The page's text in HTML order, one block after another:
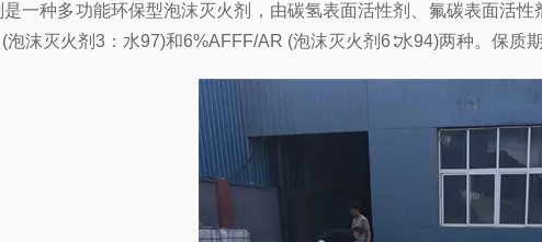
一种多功能环保型泡沫灭火剂，由碳氢表面活性剂、氟碳表面活
沫灭火剂3：水97)和6%AFFF/AR (泡沫灭火剂6∶水94)两种。保质